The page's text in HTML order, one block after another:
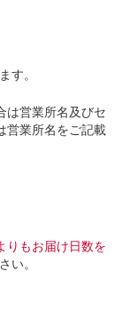
す。
は営業所名及びセ
営業所名をご記載
りもお届け日数を
い。